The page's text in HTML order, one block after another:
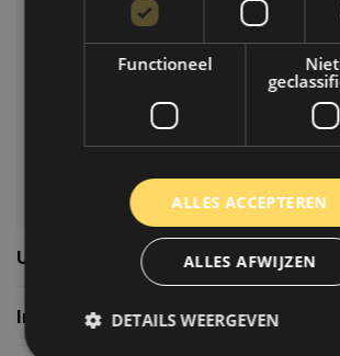
Klantenservice
Veelgestelde vragen
Usefull links
Informatie
Functioneel
ALLES ACCEPTEREN
ALLES AFWIJZEN
DETAILS WEERGEVEN